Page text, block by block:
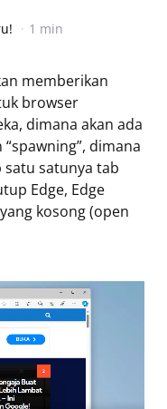
1 min
memberikan
browser
dimana akan ada
dimana
satunya tab
Edge, Edge
kosong (open